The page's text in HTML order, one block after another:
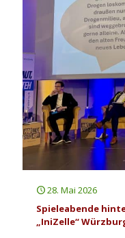
28. Mai 2026
Spieleabende
„IniZelle“